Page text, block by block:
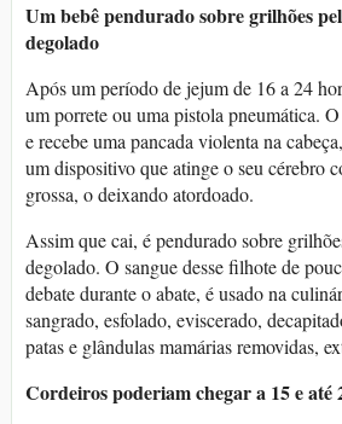
Um bebê pendurado sobre grilhões
degolado
Após um período de jejum de 16 a 24
um porrete ou uma pistola pneumática.
e recebe uma pancada violenta na
um dispositivo que atinge o seu cérebro
grossa, o deixando atordoado.
Assim que cai, é pendurado sobre
degolado. O sangue desse filhote de
debate durante o abate, é usado na
sangrado, esfolado, eviscerado,
patas e glândulas mamárias removidas,
Cordeiros poderiam chegar a 15 e até